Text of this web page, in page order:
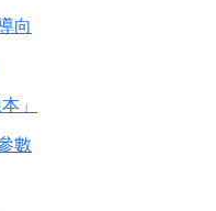
向
」
數